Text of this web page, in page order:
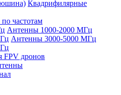
Квадрифилярные
частотам
Антенны 1000-2000 МГц
Антенны 3000-5000 МГц
FPV дронов